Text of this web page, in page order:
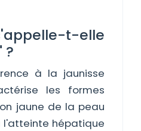
t-elle
?
à la jaunisse
les formes
jaune de la peau
l'atteinte hépatique